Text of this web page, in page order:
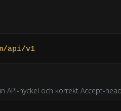
api/v1
API-nyckel och korrekt Accept-